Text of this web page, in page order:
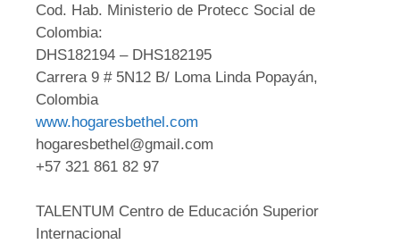
Cod. Hab. Ministerio de Protecc Social de
Colombia:
DHS182194 – DHS182195
Carrera 9 # 5N12 B/ Loma Linda Popayán,
Colombia
www.hogaresbethel.com
hogaresbethel@gmail.com
+57 321 861 82 97
TALENTUM Centro de Educación Superior
Internacional